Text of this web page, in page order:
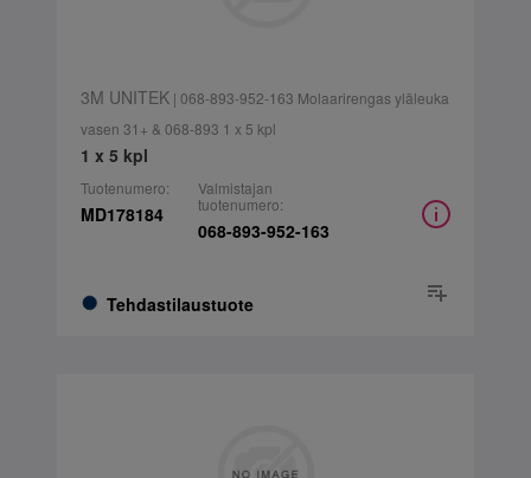
3M UNITEK| 068-893-952-163 Molaarirengas yläleuka
vasen 31+ & 068-893 1 x 5 kpl
1 x 5 kpl
Tuotenumero:
MD178184
Tehdastilaustuote
Valmistajan
tuotenumero:
068-893-952-163